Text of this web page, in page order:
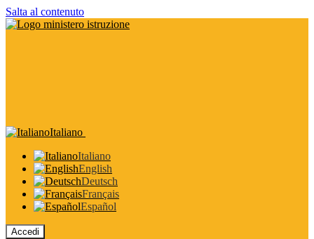
Salta al contenuto
Italiano
Italiano
English
Deutsch
Français
Español
Accedi